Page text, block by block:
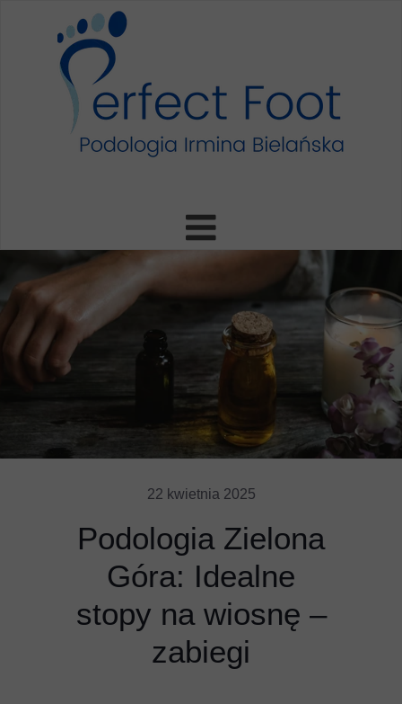
22 kwietnia 2025
Podologia Zielona
Góra: Idealne
stopy na wiosnę –
zabiegi